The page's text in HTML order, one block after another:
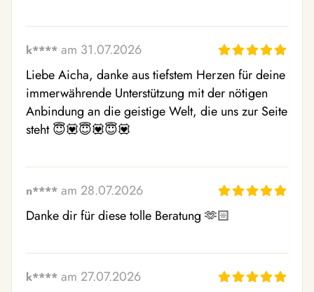
k**** am 31.07.2026
Liebe Aicha, danke aus tiefstem Herzen für deine
immerwährende Unterstützung mit der nötigen
Anbindung an die geistige Welt, die uns zur Seite
steht 😇💟😇💟😇💟
n**** am 28.07.2026
Danke dir für diese tolle Beratung 🫶🏻
k**** am 27.07.2026